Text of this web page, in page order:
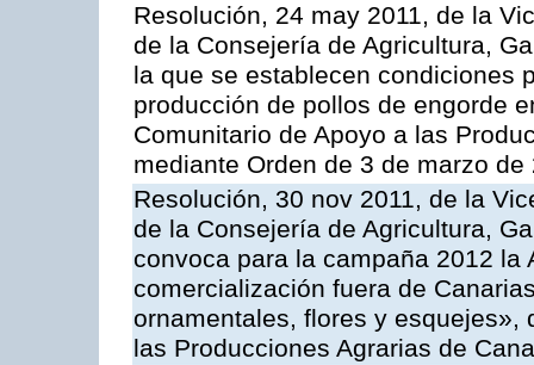
Resolución, 24 may 2011, de la
de la Consejería de Agricultura,
la que se establecen condiciones
producción de pollos de engorde
Comunitario de Apoyo a las
mediante Orden de 3 de marzo de
Resolución, 30 nov 2011, de la
de la Consejería de Agricultura,
convoca para la campaña 2012 la
comercialización fuera de
ornamentales, flores y esquejes»,
las Producciones Agrarias de